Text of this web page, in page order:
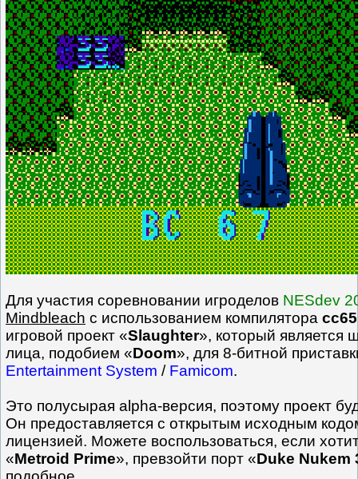
Для участия соревновании игроделов NESdev
Mindbleach с использованием компилятора cc65
игровой проект «Slaughter», который является
лица, подобием «Doom», для 8-битной
Entertainment System / Famicom.
Это полусырая alpha-версия, поэтому проект
Он предоставляется с открытым исходным
лицензией. Можете воспользоваться, если
«Metroid Prime», превзойти порт «Duke Nukem